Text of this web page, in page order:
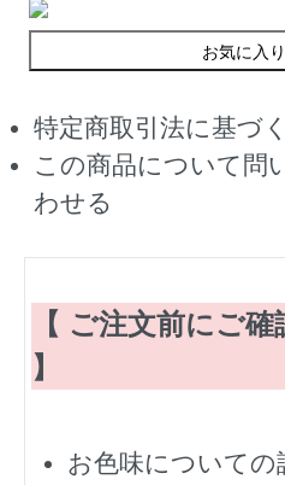
お気に入
特定商取引法に基づ
この商品について問
わせる
【 ご注文前にご
】
お色味についての